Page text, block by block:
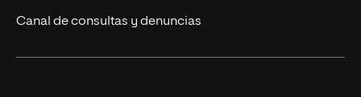
Canal de consultas y denuncias